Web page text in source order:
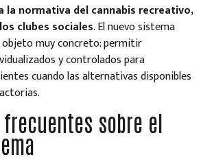
la normativa del cannabis recreativo,
clubes sociales. El nuevo sistema
muy concreto: permitir
y controlados para
cuando las alternativas disponibles
sobre el